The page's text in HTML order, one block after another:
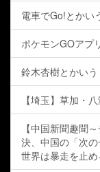
電車でGo!とかい
ポケモンGOアプ
鈴木杏樹とかい
【埼玉】草加・
【中国新聞趣聞
決、中国の「次の
世界は暴走を止め